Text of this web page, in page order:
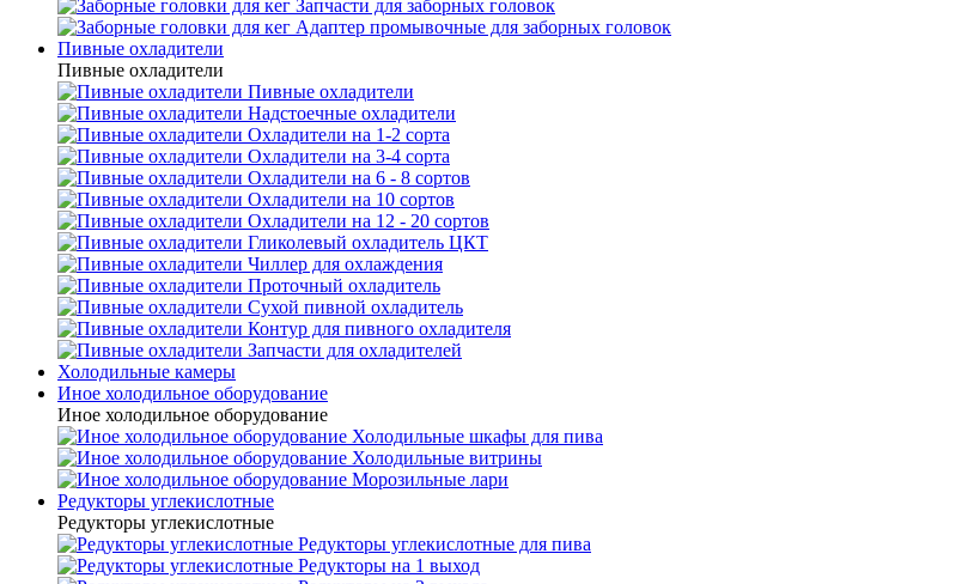
Запчасти для заборных головок
Адаптер промывочные для заборных головок
Пивные охладители
Пивные охладители
Пивные охладители
Надстоечные охладители
Охладители на 1-2 сорта
Охладители на 3-4 сорта
Охладители на 6 - 8 сортов
Охладители на 10 сортов
Охладители на 12 - 20 сортов
Гликолевый охладитель ЦКТ
Чиллер для охлаждения
Проточный охладитель
Сухой пивной охладитель
Контур для пивного охладителя
Запчасти для охладителей
Холодильные камеры
Иное холодильное оборудование
Иное холодильное оборудование
Холодильные шкафы для пива
Холодильные витрины
Морозильные лари
Редукторы углекислотные
Редукторы углекислотные
Редукторы углекислотные для пива
Редукторы на 1 выход